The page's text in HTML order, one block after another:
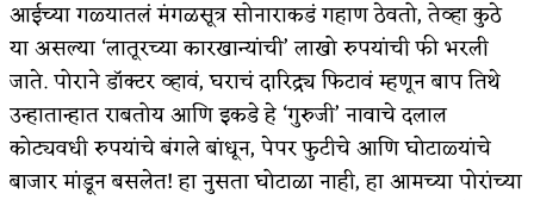
४ जुलै – इतिहासात घडलेल्या महत्त्वाच्या घटना
‘अर्थ’पूर्ण हास्य
अष्टपैलू : खंडू रांगणेकर
आईच्या गळ्यातलं मंगळसूत्र सोनाराकडं गहाण ठेवतो, तेव्हा कुठे
या असल्या ‘लातूरच्या कारखान्यांची’ लाखो रुपयांची फी भरली
जाते. पोराने डॉक्टर व्हावं, घराचं दारिद्र्य फिटावं म्हणून बाप तिथे
उन्हातान्हात राबतोय आणि इकडे हे ‘गुरुजी’ नावाचे दलाल
कोट्यवधी रुपयांचे बंगले बांधून, पेपर फुटीचे आणि घोटाळ्यांचे
बाजार मांडून बसलेत! ​हा नुसता घोटाळा नाही, हा आमच्या पोरांच्या